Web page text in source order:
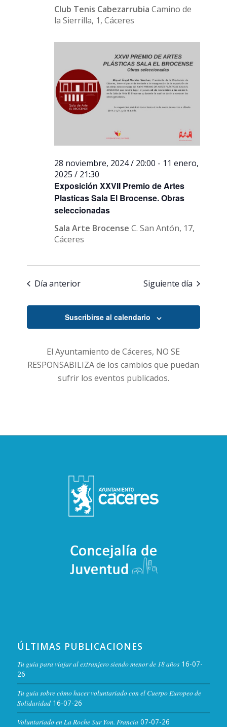
Club Tenis CabezarrubiaCamino de
la Sierrilla, 1, Cáceres
Exposición XXVII Premio de Artes
Plasticas Sala El Brocense. Obras
seleccionadas
28 noviembre, 2024 / 20:00 - 11 enero,
2025 / 21:30
Sala Arte BrocenseC. San Antón, 17,
Cáceres
Día anterior Siguiente día
Suscribirse al calendario
El Ayuntamiento de Cáceres, NO SE
RESPONSABILIZA de los cambios que puedan
sufrir los eventos publicados.
ÚLTIMAS PUBLICACIONES
Tu guía para viajar al extranjero siendo menor de 18 años 16-07-
26
Tu guía sobre cómo hacer voluntariado con el Cuerpo Europeo de
Solidaridad 16-07-26
Voluntariado en La Roche Sur Yon. Francia 07-07-26